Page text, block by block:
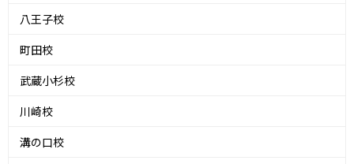
八王子校
町田校
武蔵小杉校
川崎校
溝の口校